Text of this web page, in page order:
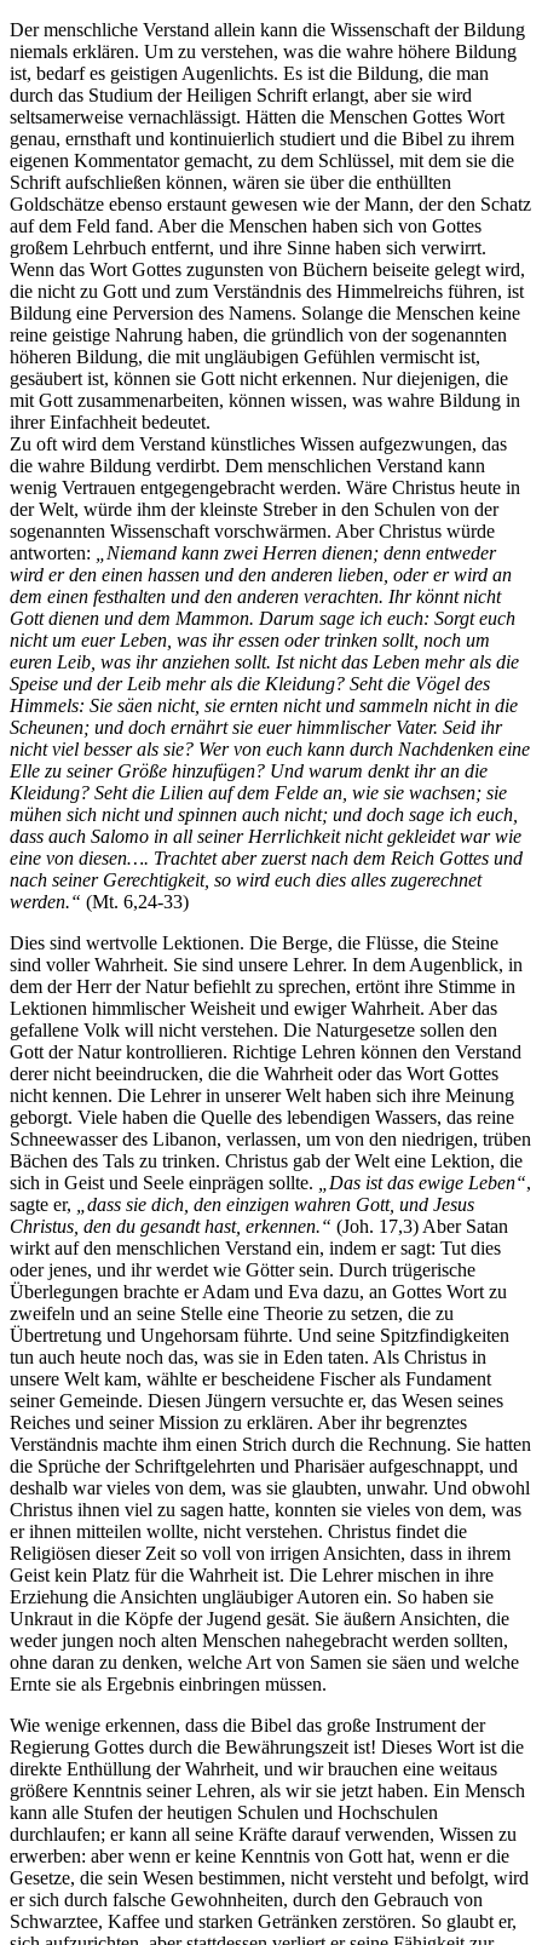
Der menschliche Verstand allein kann die Wissenschaft der Bildung
niemals erklären. Um zu verstehen, was die wahre höhere Bildung
ist, bedarf es geistigen Augenlichts. Es ist die Bildung, die man
durch das Studium der Heiligen Schrift erlangt, aber sie wird
seltsamerweise vernachlässigt. Hätten die Menschen Gottes Wort
genau, ernsthaft und kontinuierlich studiert und die Bibel zu ihrem
eigenen Kommentator gemacht, zu dem Schlüssel, mit dem sie die
Schrift aufschließen können, wären sie über die enthüllten
Goldschätze ebenso erstaunt gewesen wie der Mann, der den Schatz
auf dem Feld fand. Aber die Menschen haben sich von Gottes
großem Lehrbuch entfernt, und ihre Sinne haben sich verwirrt.
Wenn das Wort Gottes zugunsten von Büchern beiseite gelegt wird,
die nicht zu Gott und zum Verständnis des Himmelreichs führen, ist
Bildung eine Perversion des Namens. Solange die Menschen keine
reine geistige Nahrung haben, die gründlich von der sogenannten
höheren Bildung, die mit ungläubigen Gefühlen vermischt ist,
gesäubert ist, können sie Gott nicht erkennen. Nur diejenigen, die
mit Gott zusammenarbeiten, können wissen, was wahre Bildung in
ihrer Einfachheit bedeutet.
Zu oft wird dem Verstand künstliches Wissen aufgezwungen, das
die wahre Bildung verdirbt. Dem menschlichen Verstand kann
wenig Vertrauen entgegengebracht werden. Wäre Christus heute in
der Welt, würde ihm der kleinste Streber in den Schulen von der
sogenannten Wissenschaft vorschwärmen. Aber Christus würde
antworten:
„Niemand kann zwei Herren dienen; denn entweder
wird er den einen hassen und den anderen lieben, oder er wird an
dem einen festhalten und den anderen verachten. Ihr könnt nicht
Gott dienen und dem Mammon. Darum sage ich euch: Sorgt euch
nicht um euer Leben, was ihr essen oder trinken sollt, noch um
euren Leib, was ihr anziehen sollt. Ist nicht das Leben mehr als die
Speise und der Leib mehr als die Kleidung? Seht die Vögel des
Himmels: Sie säen nicht, sie ernten nicht und sammeln nicht in die
Scheunen; und doch ernährt sie euer himmlischer Vater. Seid ihr
nicht viel besser als sie? Wer von euch kann durch Nachdenken eine
Elle zu seiner Größe hinzufügen? Und warum denkt ihr an die
Kleidung? Seht die Lilien auf dem Felde an, wie sie wachsen; sie
mühen sich nicht und spinnen auch nicht; und doch sage ich euch,
dass auch Salomo in all seiner Herrlichkeit nicht gekleidet war wie
eine von diesen…. Trachtet aber zuerst nach dem Reich Gottes und
nach seiner Gerechtigkeit, so wird euch dies alles zugerechnet
werden.“ (Mt. 6,24-33)
Dies sind wertvolle Lektionen. Die Berge, die Flüsse, die Steine
sind voller Wahrheit. Sie sind unsere Lehrer. In dem Augenblick, in
dem der Herr der Natur befiehlt zu sprechen, ertönt ihre Stimme in
Lektionen himmlischer Weisheit und ewiger Wahrheit. Aber das
gefallene Volk will nicht verstehen. Die Naturgesetze sollen den
Gott der Natur kontrollieren. Richtige Lehren können den Verstand
derer nicht beeindrucken, die die Wahrheit oder das Wort Gottes
nicht kennen. Die Lehrer in unserer Welt haben sich ihre Meinung
geborgt. Viele haben die Quelle des lebendigen Wassers, das reine
Schneewasser des Libanon, verlassen, um von den niedrigen, trüben
Bächen des Tals zu trinken. Christus gab der Welt eine Lektion, die
sich in Geist und Seele einprägen sollte.
„Das ist das ewige Leben“,
sagte er,
„dass sie dich, den einzigen wahren Gott, und Jesus
Christus, den du gesandt hast, erkennen.“ (Joh. 17,3) Aber Satan
wirkt auf den menschlichen Verstand ein, indem er sagt: Tut dies
oder jenes, und ihr werdet wie Götter sein. Durch trügerische
Überlegungen brachte er Adam und Eva dazu, an Gottes Wort zu
zweifeln und an seine Stelle eine Theorie zu setzen, die zu
Übertretung und Ungehorsam führte. Und seine Spitzfindigkeiten
tun auch heute noch das, was sie in Eden taten. Als Christus in
unsere Welt kam, wählte er bescheidene Fischer als Fundament
seiner Gemeinde. Diesen Jüngern versuchte er, das Wesen seines
Reiches und seiner Mission zu erklären. Aber ihr begrenztes
Verständnis machte ihm einen Strich durch die Rechnung. Sie hatten
die Sprüche der Schriftgelehrten und Pharisäer aufgeschnappt, und
deshalb war vieles von dem, was sie glaubten, unwahr. Und obwohl
Christus ihnen viel zu sagen hatte, konnten sie vieles von dem, was
er ihnen mitteilen wollte, nicht verstehen. Christus findet die
Religiösen dieser Zeit so voll von irrigen Ansichten, dass in ihrem
Geist kein Platz für die Wahrheit ist. Die Lehrer mischen in ihre
Erziehung die Ansichten ungläubiger Autoren ein. So haben sie
Unkraut in die Köpfe der Jugend gesät. Sie äußern Ansichten, die
weder jungen noch alten Menschen nahegebracht werden sollten,
ohne daran zu denken, welche Art von Samen sie säen und welche
Ernte sie als Ergebnis einbringen müssen.
Wie wenige erkennen, dass die Bibel das große Instrument der
Regierung Gottes durch die Bewährungszeit ist! Dieses Wort ist die
direkte Enthüllung der Wahrheit, und wir brauchen eine weitaus
größere Kenntnis seiner Lehren, als wir sie jetzt haben. Ein Mensch
kann alle Stufen der heutigen Schulen und Hochschulen
durchlaufen; er kann all seine Kräfte darauf verwenden, Wissen zu
erwerben: aber wenn er keine Kenntnis von Gott hat, wenn er die
Gesetze, die sein Wesen bestimmen, nicht versteht und befolgt, wird
er sich durch falsche Gewohnheiten, durch den Gebrauch von
Schwarztee, Kaffee und starken Getränken zerstören. So glaubt er,